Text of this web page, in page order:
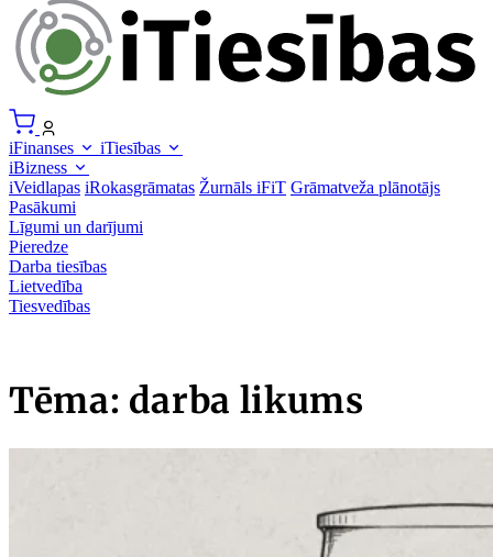
iFinanses
iTiesības
iBizness
iVeidlapas iRokasgrāmatas Žurnāls iFiT Grāmatveža plānotājs
Pasākumi
Līgumi un darījumi
Pieredze
Darba tiesības
Lietvedība
Tiesvedības
Tēma: darba likums